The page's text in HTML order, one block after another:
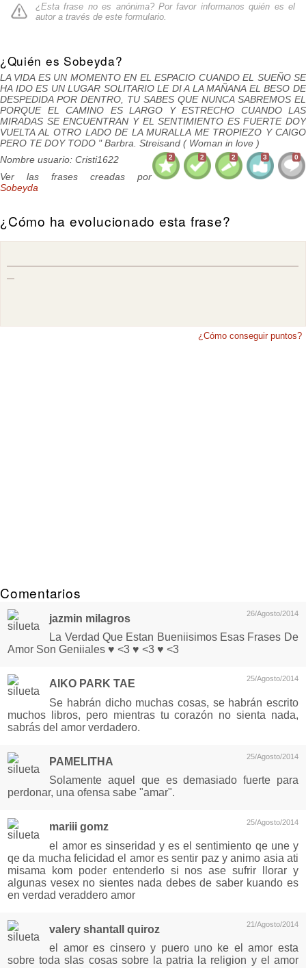
¿Esta frase no es anónima? Por favor informanos quién es el
autor a través de este formulario
¿Quién es Sobeyda?
LA VIDA ES UN MOMENTO EN EL ESPACIO CUANDO EL SUEÑO SE
HA IDO ES UN LUGAR SOLITARIO LE DI A LA MAÑANA EL BESO DE
DESPEDIDA POR DENTRO, TU SABES QUE NUNCA SABREMOS EL
PORQUE EL CAMINO ES LARGO Y ESTRECHO CUANDO LAS
MIRADAS SE ENCUENTRAN Y EL SENTIMIENTO ES FUERTE DOY
VUELTA AL OTRO LADO DE LA MURALLA ME TROPIEZO Y CAIGO
PERO TE DOY TODO " Barbra. Streisand ( Woman in love )
2 2 2 3 0
Nombre usuario: Cristi1622
Ver las frases creadas por
Sobeyda
¿Cómo ha evolucionado esta frase?
¿Cómo conseguir puntos?
Comentarios
26/Agosto/2014
jazmin milagros
La Verdad Que Estan Bueniisimos Esas Frases De
Amor Son Geniiales ♥ <3 ♥ <3 ♥ <3
25/Agosto/2014
AIKO PARK TAE
Se habrán dicho muchas cosas, se habrán escrito
muchos libros, pero mientras tu corazón no sienta nada,
sabrás del amor verdadero.
25/Agosto/2014
PAMELITHA
Solamente aquel que es demasiado fuerte para
perdonar, una ofensa sabe "amar".
25/Agosto/2014
mariii gomz
el amor es sinseridad y es el sentimiento qe une y
qe da mucha felicidad el amor es sentir paz y animo asia ati
misama kom poder entenderlo si nos ase sufrir llorar y
algunas vesex no sientes nada debes de saber kuando es
en verdad veraddero amor
21/Agosto/2014
valery shantall quiroz
el amor es cinsero y puero uno ke el amor esta
sobre toda slas cosas sobre la patria la religion y el amor